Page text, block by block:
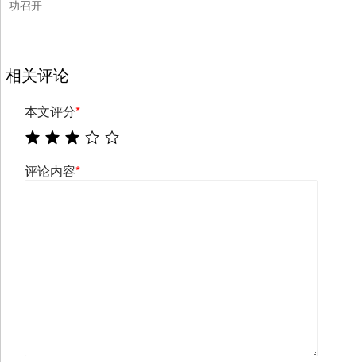
功召开
相关评论
本文评分*
评论内容*